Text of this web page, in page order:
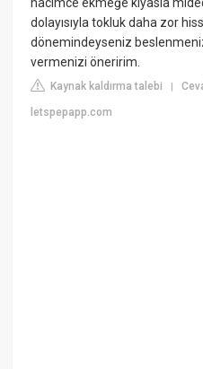
dolayısıyla tokluk daha zor
dönemindeyseniz
vermenizi öneririm.
Kaynak kaldırma talebi |
letspepapp.com